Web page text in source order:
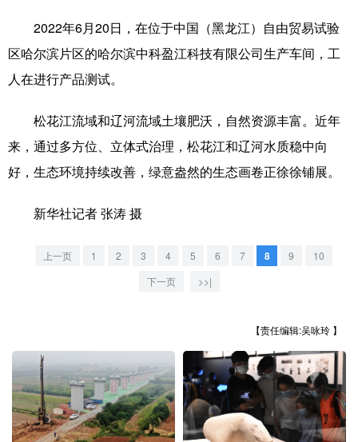
彩票
文化产业
地方频道
湖南
广东 广西 海南 重庆
四川 贵州 云南 西藏
2022年6月20日，在位于中国（黑龙江）自由贸易试验
区哈尔滨片区的哈尔滨中科盈江科技有限公司生产车间，工
人在进行产品测试。
松花江流域和辽河流域土壤肥沃，自然资源丰富。近年
来，通过多方位、立体式治理，松花江和辽河水质稳中向
好，生态环境持续改善，绿意盎然的生态画卷正徐徐铺展。
新华社记者 张涛 摄
上一页 1 2 3 4 5 6 7 8 9
10
下一页
>>|
【责任编辑:吴咏玲 】